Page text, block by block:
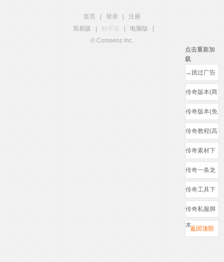
点击重新加
载
→跳过广告
←
传奇版本(商
业)
传奇版本(免
费)
传奇教程(高
清)
传奇素材下
载
传奇一条龙
(防骗)
传奇工具下
载
传奇私服脚
本返回顶部
首页 登录
注册
简易版
触屏版 电脑版
© Comsenz Inc.